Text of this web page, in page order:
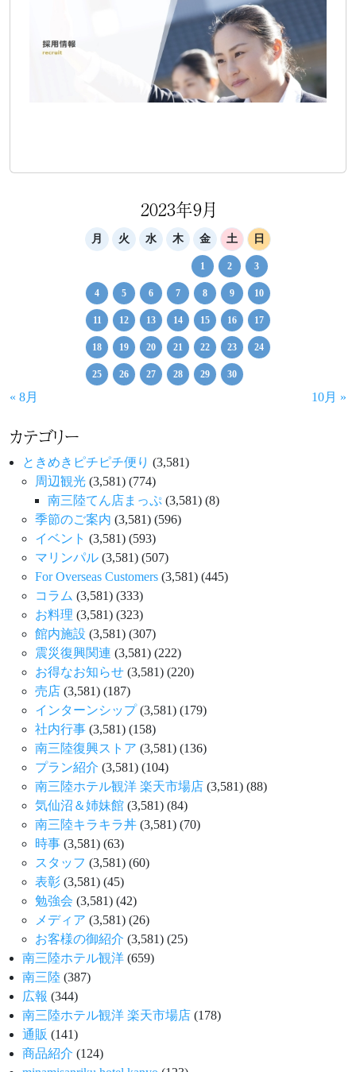
2023年9月
月 火 水 木 金 土 日
1 2 3
4 5 6 7 8 9 10
11 12 13 14 15 16 17
18 19 20 21 22 23 24
25 26 27 28 29 30
« 8月 10月 »
カテゴリー
ときめきピチピチ便り (3,581)
周辺観光 (3,581) (774)
南三陸てん店まっぷ (3,581) (8)
季節のご案内 (3,581) (596)
イベント (3,581) (593)
マリンパル (3,581) (507)
For Overseas Customers (3,581) (445)
コラム (3,581) (333)
お料理 (3,581) (323)
館内施設 (3,581) (307)
震災復興関連 (3,581) (222)
お得なお知らせ (3,581) (220)
売店 (3,581) (187)
インターンシップ(3,581) (179)
社内行事 (3,581) (158)
南三陸復興ストア (3,581) (136)
プラン紹介 (3,581) (104)
南三陸ホテル観洋 楽天市場店 (3,581) (88)
気仙沼＆姉妹館 (3,581) (84)
南三陸キラキラ丼 (3,581) (70)
時事 (3,581) (63)
スタッフ (3,581) (60)
表彰 (3,581) (45)
勉強会 (3,581) (42)
メディア (3,581) (26)
お客様の御紹介 (3,581) (25)
南三陸ホテル観洋 (659)
南三陸 (387)
広報 (344)
南三陸ホテル観洋 楽天市場店 (178)
通販 (141)
商品紹介 (124)